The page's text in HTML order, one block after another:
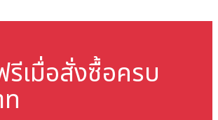
รีเมื่อสั่งซื้อครบ